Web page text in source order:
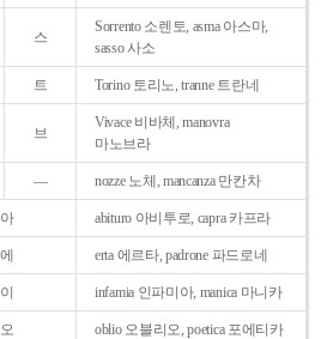
스
Sorrento 소렌토, asma 아스마,
sasso 사소
트 Torino 토리노, tranne 트란네
브
Vivace 비바체, manovra
마노브라
― nozze 노체, mancanza 만칸차
아 abituro 아비투로, capra 카프라
에 erta 에르타, padrone 파드로네
이 infamia 인파미아, manica 마니카
오 oblio 오블리오, poetica 포에티카